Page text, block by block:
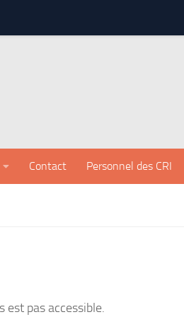
Contact Personnel des CRI
est pas accessible.